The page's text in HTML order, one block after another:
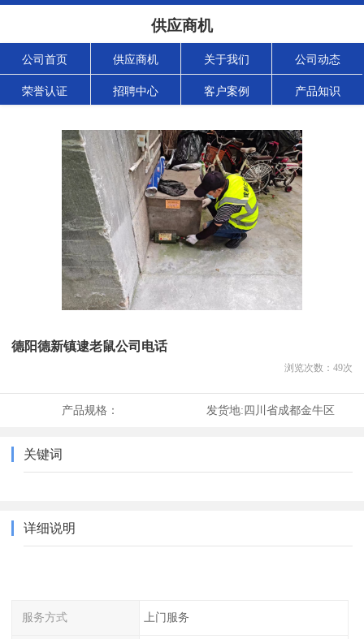
供应商机
公司首页 供应商机 关于我们 公司动态
荣誉认证 招聘中心 客户案例 产品知识
德阳德新镇逮老鼠公司电话
浏览次数： 49次
产品规格： 发货地:四川省成都金牛区
关键词
详细说明
服务方式 上门服务